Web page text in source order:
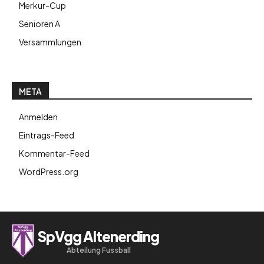
Merkur-Cup
Senioren A
Versammlungen
META
Anmelden
Eintrags-Feed
Kommentar-Feed
WordPress.org
SpVgg Altenerding
Abteilung Fussball